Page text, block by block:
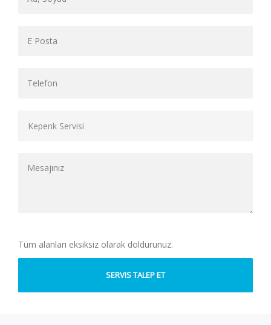
Tüm alanları eksiksiz olarak doldurunuz.